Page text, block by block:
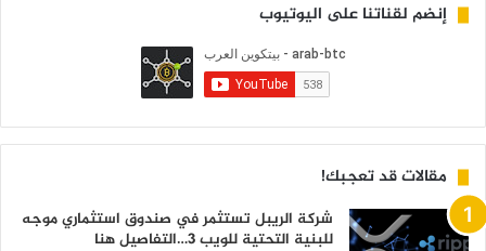
إنضم لقناتنا على اليوتيوب
مقالات قد تعجبك!
شركة الريبل تستثمر في صندوق استثماري موجه
للبنية التحتية للويب 3…التفاصيل هنا